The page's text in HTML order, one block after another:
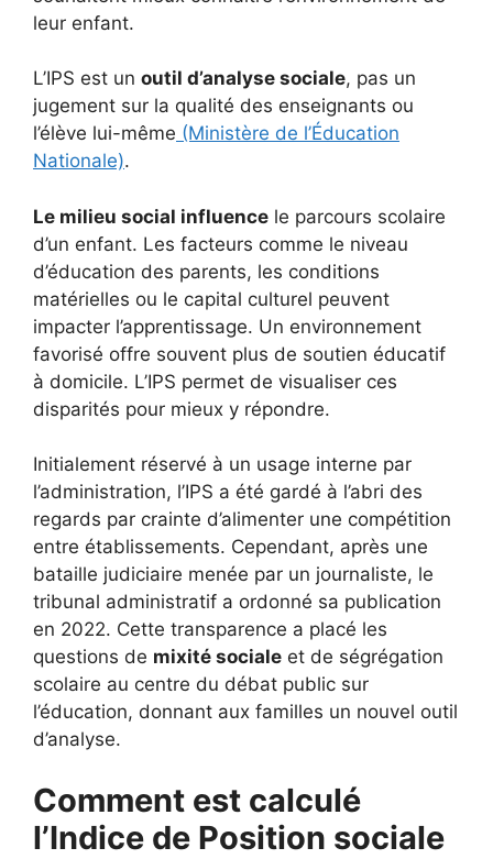
leur enfant.
L’IPS est un outil d’analyse sociale, pas un
jugement sur la qualité des enseignants ou
l’élève lui-même (Ministère de l’Éducation
Nationale).
Le milieu social influence le parcours scolaire
d’un enfant. Les facteurs comme le niveau
d’éducation des parents, les conditions
matérielles ou le capital culturel peuvent
impacter l’apprentissage. Un environnement
favorisé offre souvent plus de soutien éducatif
à domicile. L’IPS permet de visualiser ces
disparités pour mieux y répondre.
Initialement réservé à un usage interne par
l’administration, l’IPS a été gardé à l’abri des
regards par crainte d’alimenter une compétition
entre établissements. Cependant, après une
bataille judiciaire menée par un journaliste, le
tribunal administratif a ordonné sa publication
en 2022. Cette transparence a placé les
questions de mixité sociale et de ségrégation
scolaire au centre du débat public sur
l’éducation, donnant aux familles un nouvel outil
d’analyse.
Comment est calculé
l’Indice de Position sociale